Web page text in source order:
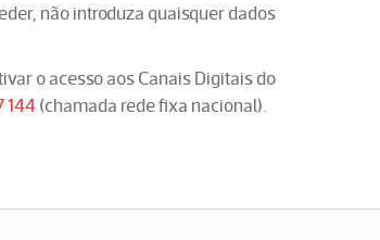
não introduza quaisquer dados
o acesso aos Canais Digitais do
144 (chamada rede fixa nacional).